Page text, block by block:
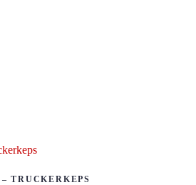
TRUCKERKEPS